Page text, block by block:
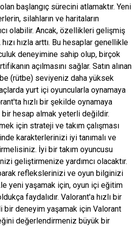
başlangıç ​​sürecini atlamaktır. Yeni
silahların ve haritaların
olabilir. Ancak, özellikleri gelişmiş
hızla arttı. Bu hesaplar genellikle
deneyimine sahip olup, birçok
açılmasını sağlar. Satın alınan
(rütbe) seviyeniz daha yüksek
yurt içi oyuncularla oynamaya
hızlı bir şekilde oynamaya
hesap almak yeterli değildir.
için strateji ve takım çalışması
karakterlerinizi iyi tanımalı ve
İyi bir takım oyuncusu
geliştirmenize yardımcı olacaktır.
reflekslerinizi ve oyun bilginizi
yeni yaşamak için, oyun içi eğitim
faydalıdır. Valorant'a hızlı bir
bir deneyim yaşamak için Valorant
değerlendirmeniz büyük bir